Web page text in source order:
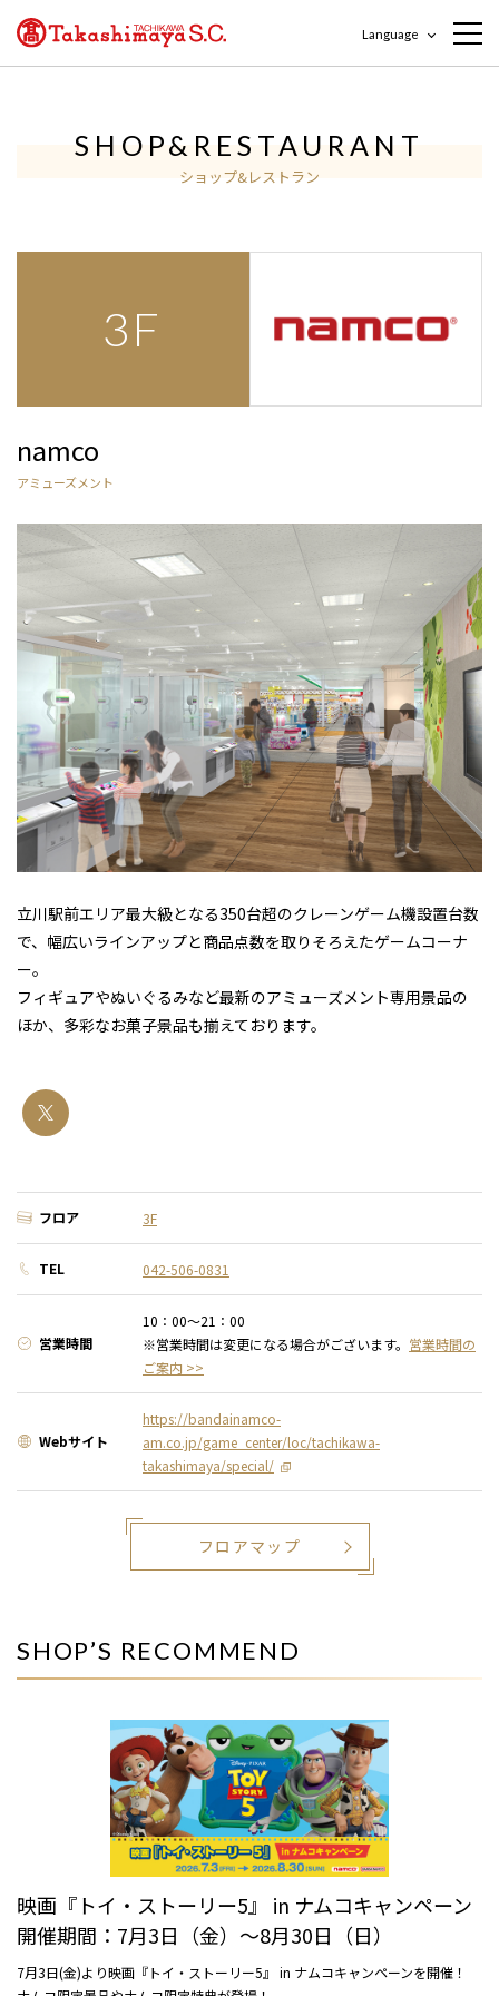
Language
SHOP&RESTAURANT
ショップ&レストラン
3F
namco
アミューズメント
立川駅前エリア最大級となる350台超のクレーンゲーム機設置台数
で、幅広いラインアップと商品点数を取りそろえたゲームコーナ
ー。
フィギュアやぬいぐるみなど最新のアミューズメント専用景品の
ほか、多彩なお菓子景品も揃えております。
フロア 3F
TEL 042-506-0831
営業時間
10：00～21：00
※営業時間は変更になる場合がございます。 営業時間の
ご案内 >>
Webサイト
https://bandainamco-
am.co.jp/game_center/loc/tachikawa-
takashimaya/special/
フロアマップ
SHOP’S RECOMMEND
映画『トイ・ストーリー5』 in ナムコキャンペーン
開催期間：7月3日（金）～8月30日（日）
7月3日(金)より映画『トイ・ストーリー5』 in ナムコキャンペーンを開催！